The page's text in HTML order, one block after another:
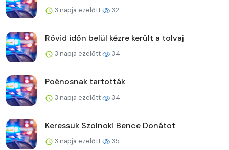
3 napja ezelőtt 32
Rövid időn belül kézre került a tolvaj
3 napja ezelőtt 34
Poénosnak tartották
3 napja ezelőtt 34
Keressük Szolnoki Bence Donátot
3 napja ezelőtt 35